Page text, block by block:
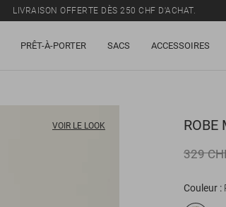
LIVRAISON OFFERTE DÈS 250 CHF D'ACHAT.
PRÊT-À-PORTER SACS ACCESSOIRES
VOIR LE LOOK ROBE
329
Couleur